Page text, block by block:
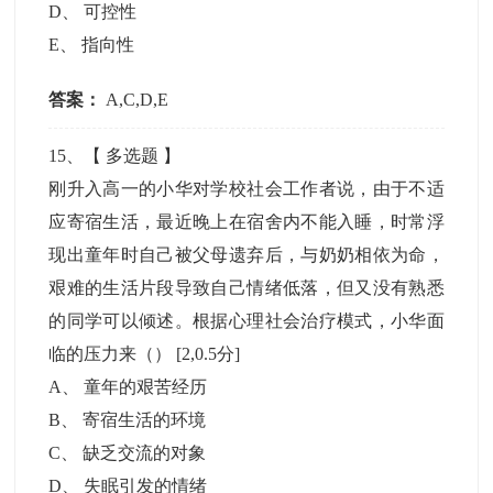
D 、可控性
E 、指向性
答案： A,C,D,E
15 、【 多选题 】
刚升入高一的小华对学校社会工作者说，由于不适
应寄宿生活，最近晚上在宿舍内不能入睡，时常浮
现出童年时自己被父母遗弃后，与奶奶相依为命，
艰难的生活片段导致自己情绪低落，但又没有熟悉
的同学可以倾述。根据心理社会治疗模式，小华面
临的压力来（） [2,0.5分]
A
、童年的艰苦经历
B 、寄宿生活的环境
C 、缺乏交流的对象
D
失眠引发的情绪